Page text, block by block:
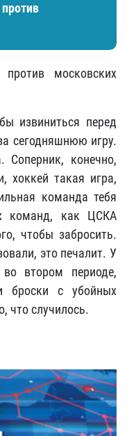
московских
извиниться перед
сегодняшнюю игру.
Соперник, конечно,
хоккей такая игра,
команда тебя
команд, как ЦСКА
чтобы забросить.
это печалит. У
втором периоде,
броски с убойных
что случилось.